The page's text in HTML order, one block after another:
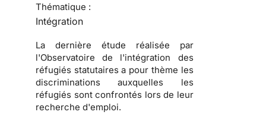
Thématique :
Intégration
La dernière étude réalisée par
l'Observatoire de l'intégration des
réfugiés statutaires a pour thème les
discriminations auxquelles les
réfugiés sont confrontés lors de leur
recherche d'emploi.